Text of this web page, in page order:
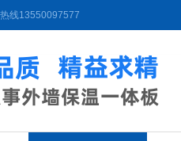
线13550097577